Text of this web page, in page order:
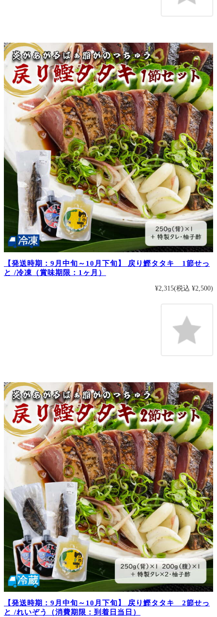
【発送時期：9月中旬～10月下旬】 戻り鰹タタキ 1節せっ
と /冷凍（賞味期限：1ヶ月）
¥2,315(税込 ¥2,500)
【発送時期：9月中旬～10月下旬】 戻り鰹タタキ 2節せっ
と /れいぞう（消費期限：到着日当日）